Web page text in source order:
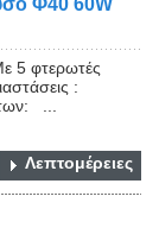
Φ40 60W
5 φτερωτές
:
...
Λεπτομέρειες